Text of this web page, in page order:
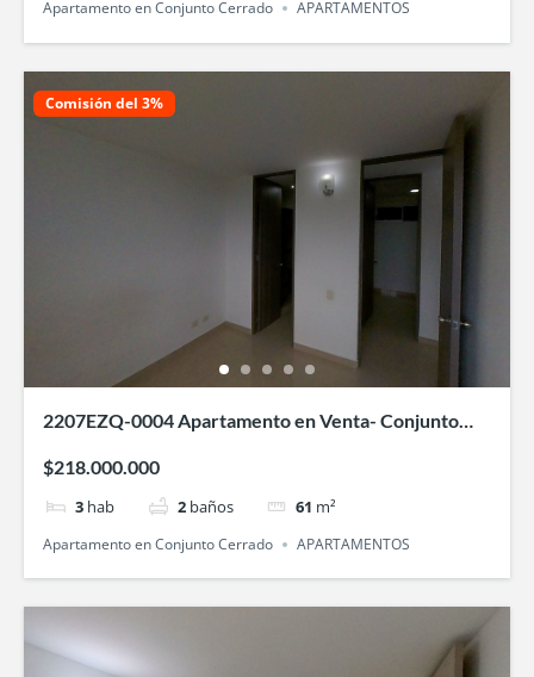
Apartamento en Conjunto Cerrado
APARTAMENTOS
Comisión del 3%
2207EZQ-0004 Apartamento en Venta- Conjunto
$218.000.000
3 hab 2 baños 61 m²
Apartamento en Conjunto Cerrado APARTAMENTOS